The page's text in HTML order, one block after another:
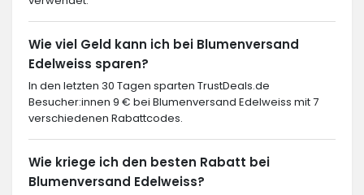
Wie viel Geld kann ich bei Blumenversand
Edelweiss sparen?
In den letzten 30 Tagen sparten TrustDeals.de
Besucher:innen 9 € bei Blumenversand Edelweiss mit 7
verschiedenen Rabattcodes.
Wie kriege ich den besten Rabatt bei
Blumenversand Edelweiss?